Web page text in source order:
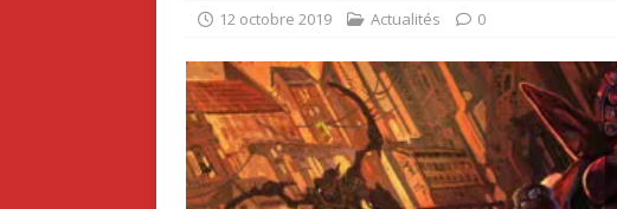
12 octobre 2019 Actualités 0